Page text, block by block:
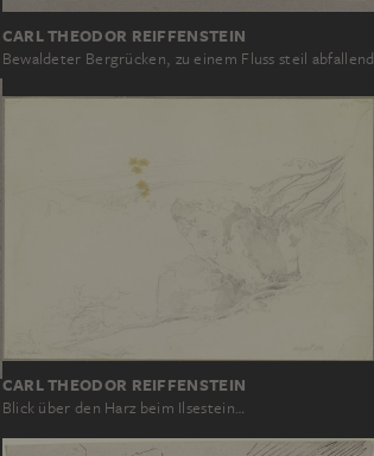
CARL THEODOR REIFFENSTEIN
Bewaldeter Bergrücken, zu einem Fluss steil abfallend
CARL THEODOR REIFFENSTEIN
Blick über den Harz beim Ilsestein…